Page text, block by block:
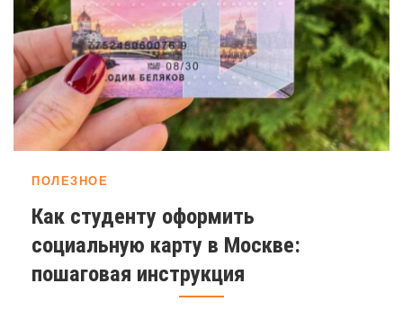
ПОЛЕЗНОЕ
Как студенту оформить
социальную карту в Москве:
пошаговая инструкция